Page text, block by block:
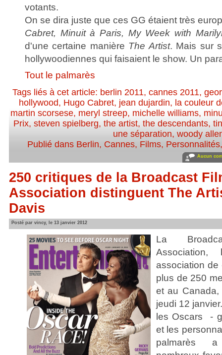
votants.
On se dira juste que ces GG étaient très
Cabret, Minuit à Paris, My Week with
d'une certaine manière The Artist. Mais sur
hollywoodiennes qui faisaient le show. Un
Tout le palmarès
Tags liés à cet article: berlin 2011, cannes 2011,
hollywood, Hugo Cabret, jean dujardin, la couleur
martin scorsese, meryl streep, michelle williams,
Prix,steven spielberg,the artist,the descendants,
une séparation,woody
Publié dans Berlin, Cannes, Films,
Aucun
250 critiques de la Broadcast
Association distinguent The
Davis
Posté par vincy, le 13 janvier 2012
La
association de
plus de 250
et au
jeudi 12
les Oscars -
et les
palmarès